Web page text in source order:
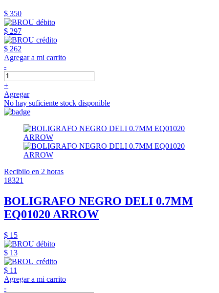
$ 350
$ 297
$ 262
Agregar a mi carrito
-
+
Agregar
No hay suficiente stock disponible
Recibilo en 2 horas
18321
BOLIGRAFO NEGRO DELI 0.7MM
EQ01020 ARROW
$ 15
$ 13
$ 11
Agregar a mi carrito
-